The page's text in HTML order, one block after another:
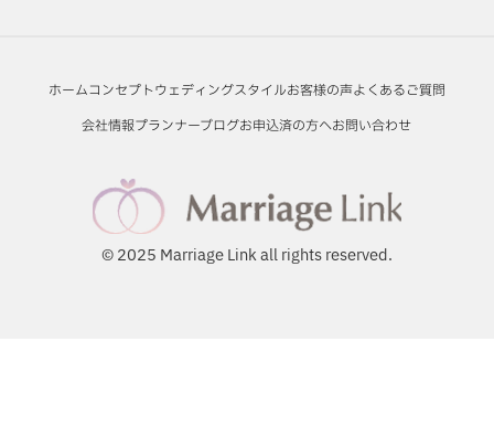
ホームコンセプトウェディングスタイルお客様の声よくあるご質問
会社情報プランナーブログお申込済の方へお問い合わせ
© 2025 Marriage Link all rights reserved.